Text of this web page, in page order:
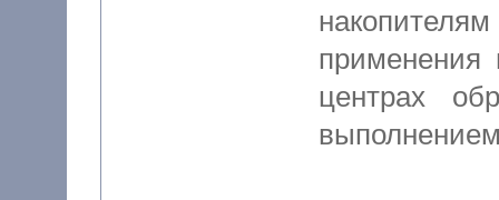
применения
центрах